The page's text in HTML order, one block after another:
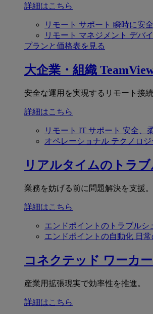
詳細はこちら
リモート サポート 瞬時に安
リモート マネジメント デバ
プランと価格表を見る
大企業・組織
安全な運用を実現するリモート接続
詳細はこちら
リモート IT サポート 安全、
オペレーショナル テクノロジ
リアルタイムのトラ
業務を妨げる前に問題解決を支援。
詳細はこちら
エンドポイントのトラブルシ
エンドポイントの自動化 日
コネクテッド ワーカー
産業用拡張現実で効率性を推進。
詳細はこちら